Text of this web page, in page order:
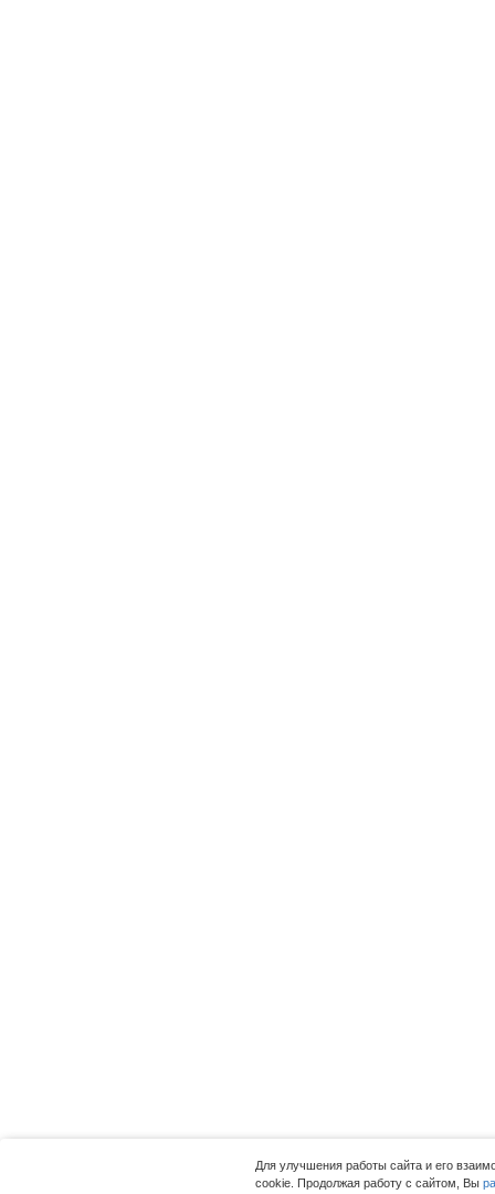
Для улучшения работы сайта и его
cookie. Продолжая работу с сайтом, Вы